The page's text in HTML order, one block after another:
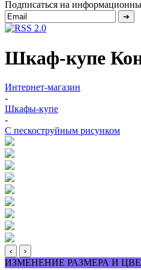
Подписаться на
Шкаф-купе
Интернет-магазин
-
Шкафы-купе
-
С пескоструйным рисунком
‹ ›
ИЗМЕНЕНИЕ РАЗМЕРА И